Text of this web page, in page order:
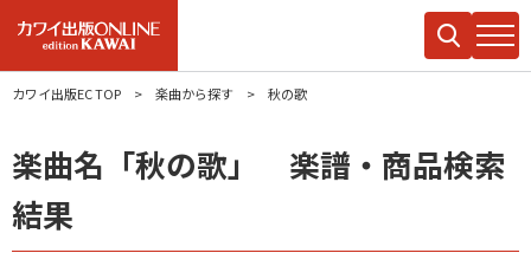
カワイ出版EC TOP 楽曲から探す 秋の歌
楽曲名「秋の歌」 楽譜・商品検索
結果